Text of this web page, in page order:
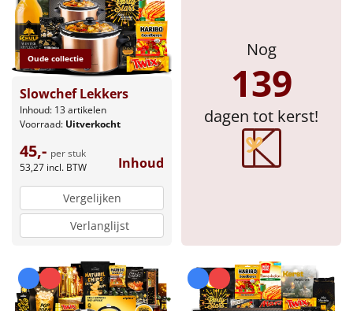
Oude collectie
Slowchef Lekkers
Inhoud: 13 artikelen
Voorraad: Uitverkocht
45,- per stuk
53,27 incl. BTW Inhoud
Vergelijken
Verlanglijst
Nog
139
dagen tot kerst!